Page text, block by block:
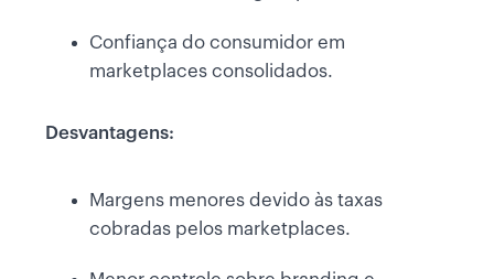
Confiança do consumidor em
marketplaces consolidados.
Desvantagens:
Margens menores devido às taxas
cobradas pelos marketplaces.